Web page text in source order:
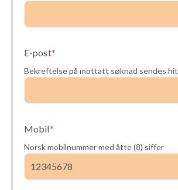
E-post*
Bekreftelse på mottatt søknad sendes hit
Mobil*
Norsk mobilnummer med åtte (8) siffer